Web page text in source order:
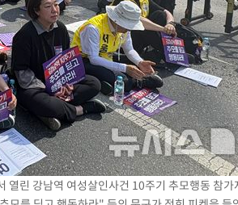
열린 강남역 여성살인사건 10주기 추모행동 참가